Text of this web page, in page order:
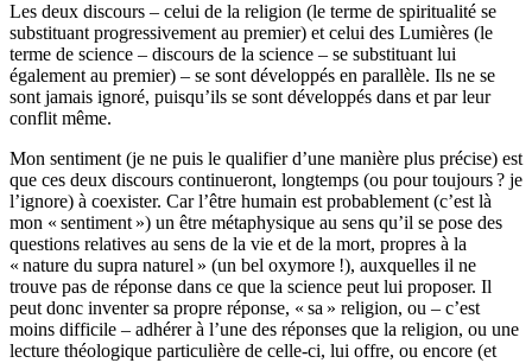
Les deux discours – celui de la religion (le terme de spiritualité se
substituant progressivement au premier) et celui des Lumières (le
terme de science – discours de la science – se substituant lui
également au premier) – se sont développés en parallèle. Ils ne se
sont jamais ignoré, puisqu’ils se sont développés dans et par leur
conflit même.
Mon sentiment (je ne puis le qualifier d’une manière plus précise) est
que ces deux discours continueront, longtemps (ou pour toujours ? je
l’ignore) à coexister. Car l’être humain est probablement (c’est là
mon « sentiment ») un être métaphysique au sens qu’il se pose des
questions relatives au sens de la vie et de la mort, propres à la
« nature du supra naturel » (un bel oxymore !), auxquelles il ne
trouve pas de réponse dans ce que la science peut lui proposer. Il
peut donc inventer sa propre réponse, « sa » religion, ou – c’est
moins difficile – adhérer à l’une des réponses que la religion, ou une
lecture théologique particulière de celle-ci, lui offre, ou encore (et